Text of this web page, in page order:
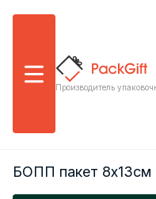
Меню
Производитель
БОПП пакет